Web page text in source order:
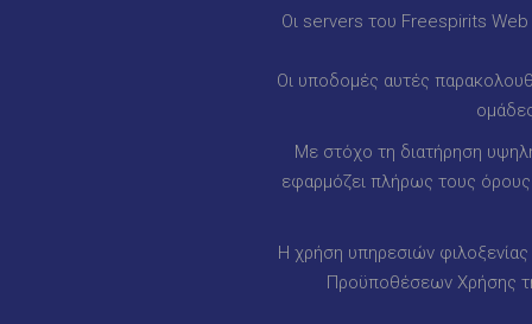
Οι servers του Freespirits Web
Οι υποδομές αυτές
Με στόχο τη διατήρηση
εφαρμόζει πλήρως τους όρους
Η χρήση υπηρεσιών
Προϋποθέσεων Χρήσης